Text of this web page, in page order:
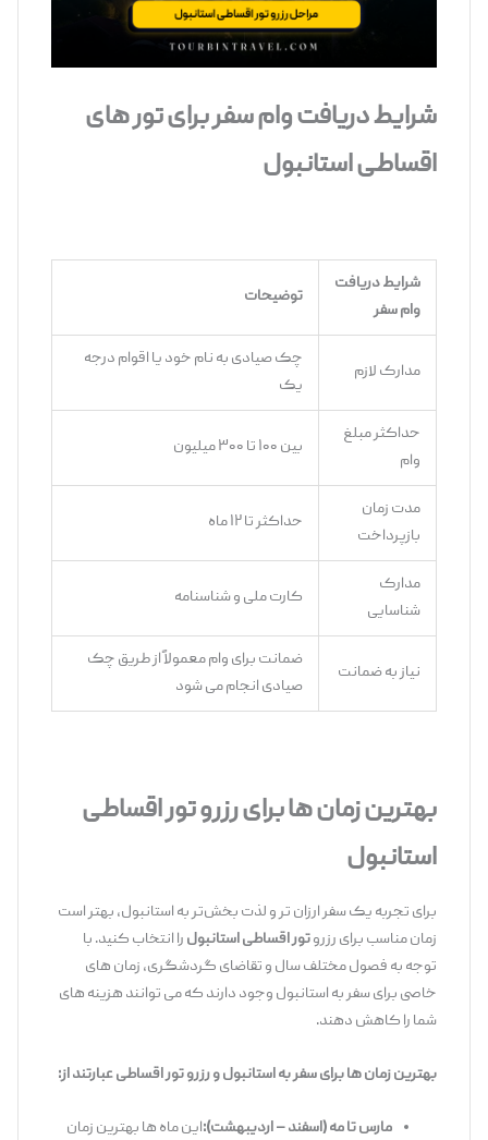
شرایط دریافت وام سفر برای تور های
اقساطی استانبول
شرایط دریافت
وام سفر
توضیحات
مدارک لازم
چک صیادی به نام خود یا اقوام درجه
حداکثر مبلغ
مدت زمان
بازپرداخت
حداکثر تا ۱۲ ماه
مدارک
شناسایی
کارت ملی و شناسنامه
نیاز به ضمانت
ضمانت برای وام معمولاً از طریق چک
صیادی انجام می ‌شود
بهترین زمان ‌ها برای رزرو تور اقساطی
استانبول
برای تجربه یک سفر ارزان‌ تر و لذت ‌بخش‌تر به استانبول، بهتر است
زمان مناسب برای رزروتور اقساطی استانبولرا انتخاب کنید. با
توجه به فصول مختلف سال و تقاضای گردشگری، زمان ‌های
خاصی برای سفر به استانبول وجود دارند که می ‌توانند هزینه ‌های
شما را کاهش دهند.
بهترین زمان ‌ها برای سفر به استانبول و رزرو تور اقساطی عبارتند از:
مارس تا مه (اسفند – اردیبهشت):این ماه‌ ها بهترین زمان